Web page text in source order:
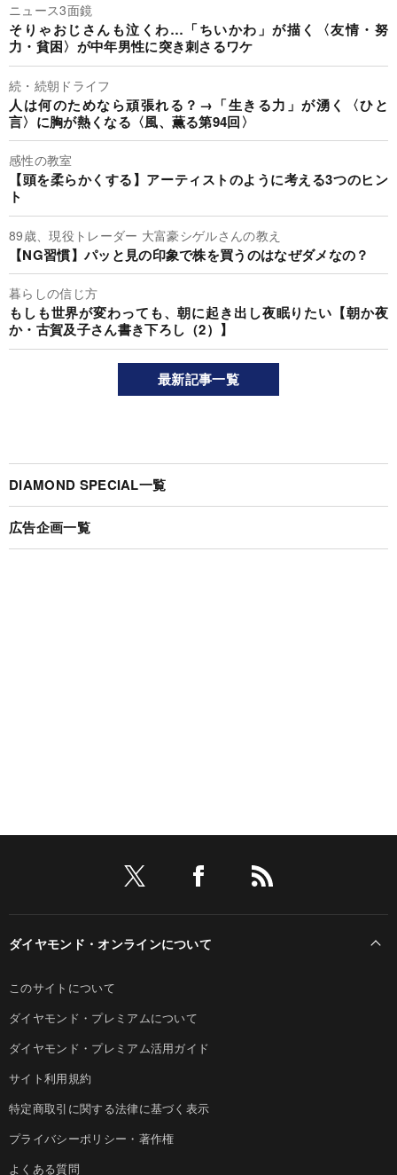
ニュース3面鏡
そりゃおじさんも泣くわ…「ちいかわ」が描く〈友情・努
力・貧困〉が中年男性に突き刺さるワケ
続・続朝ドライフ
人は何のためなら頑張れる？→「生きる力」が湧く〈ひと
言〉に胸が熱くなる〈風、薫る第94回〉
感性の教室
【頭を柔らかくする】アーティストのように考える3つのヒン
ト
89歳、現役トレーダー 大富豪シゲルさんの教え
【NG習慣】パッと見の印象で株を買うのはなぜダメなの？
暮らしの信じ方
もしも世界が変わっても、朝に起き出し夜眠りたい【朝か夜
か・古賀及子さん書き下ろし（2）】
最新記事一覧
DIAMOND SPECIAL一覧
広告企画一覧
ダイヤモンド・オンラインについて
このサイトについて
ダイヤモンド・プレミアムについて
ダイヤモンド・プレミアム活用ガイド
サイト利用規約
特定商取引に関する法律に基づく表示
プライバシーポリシー・著作権
よくある質問